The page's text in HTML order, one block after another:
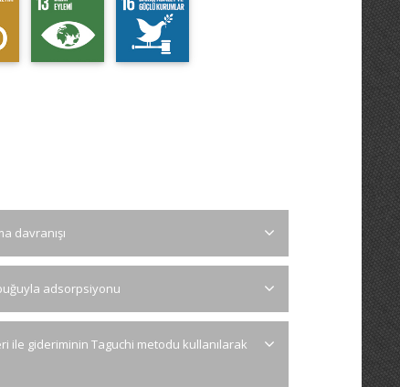
davranışı
adsorpsiyonu
ile gideriminin Taguchi metodu kullanılarak